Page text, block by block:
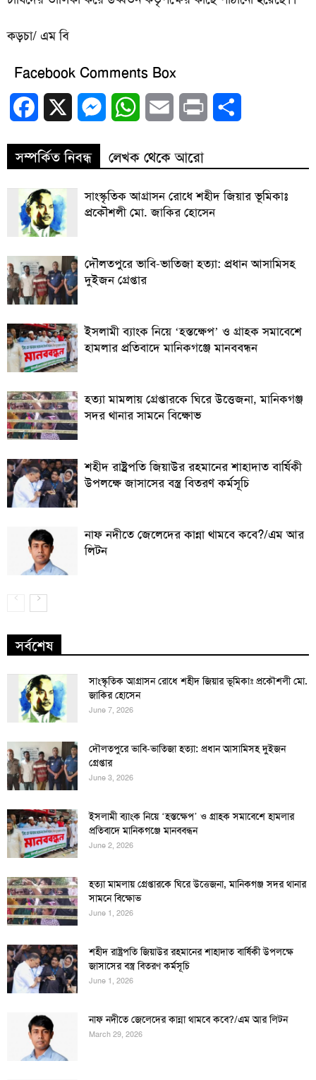
কড়চা/ এম বি
Facebook Comments Box
Facebook MessengerWhatsAppEmail Print
সম্পর্কিত নিবন্ধ লেখক থেকে আরো
সাংস্কৃতিক আগ্রাসন রোধে শহীদ জিয়ার ভূমিকাঃ
প্রকৌশলী মো. জাকির হোসেন
দৌলতপুরে ভাবি-ভাতিজা হত্যা: প্রধান আসামিসহ
দুইজন গ্রেপ্তার
ইসলামী ব্যাংক নিয়ে ‘হস্তক্ষেপ’ ও গ্রাহক সমাবেশে
হামলার প্রতিবাদে মানিকগঞ্জে মানববন্ধন
হত্যা মামলায় গ্রেপ্তারকে ঘিরে উত্তেজনা, মানিকগঞ্জ
সদর থানার সামনে বিক্ষোভ
শহীদ রাষ্ট্রপতি জিয়াউর রহমানের শাহাদাত বার্ষিকী
উপলক্ষে জাসাসের বস্ত্র বিতরণ কর্মসূচি
নাফ নদীতে জেলেদের কান্না থামবে কবে?/এম আর
লিটন
সর্বশেষ
সাংস্কৃতিক আগ্রাসন রোধে শহীদ জিয়ার ভূমিকাঃ প্রকৌশলী মো.
জাকির হোসেন
June 7, 2026
দৌলতপুরে ভাবি-ভাতিজা হত্যা: প্রধান আসামিসহ দুইজন
গ্রেপ্তার
June 3, 2026
ইসলামী ব্যাংক নিয়ে ‘হস্তক্ষেপ’ ও গ্রাহক সমাবেশে হামলার
প্রতিবাদে মানিকগঞ্জে মানববন্ধন
June 2, 2026
হত্যা মামলায় গ্রেপ্তারকে ঘিরে উত্তেজনা, মানিকগঞ্জ সদর থানার
সামনে বিক্ষোভ
June 1, 2026
শহীদ রাষ্ট্রপতি জিয়াউর রহমানের শাহাদাত বার্ষিকী উপলক্ষে
জাসাসের বস্ত্র বিতরণ কর্মসূচি
June 1, 2026
নাফ নদীতে জেলেদের কান্না থামবে কবে?/এম আর লিটন
March 29, 2026